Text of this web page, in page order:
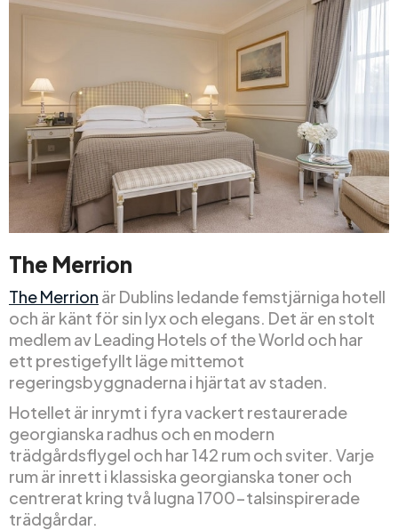
The Merrion
The Merrion är Dublins ledande femstjärniga hotell
och är känt för sin lyx och elegans. Det är en stolt
medlem av Leading Hotels of the World och har
ett prestigefyllt läge mittemot
regeringsbyggnaderna i hjärtat av staden.
Hotellet är inrymt i fyra vackert restaurerade
georgianska radhus och en modern
trädgårdsflygel och har 142 rum och sviter. Varje
rum är inrett i klassiska georgianska toner och
centrerat kring två lugna 1700-talsinspirerade
trädgårdar.